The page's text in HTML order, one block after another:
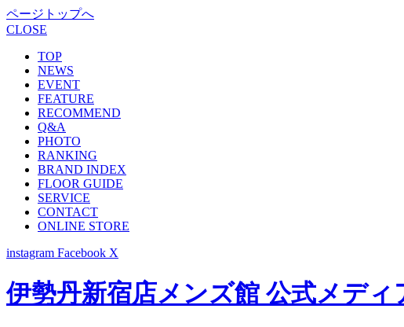
ページトップへ
CLOSE
TOP
NEWS
EVENT
FEATURE
RECOMMEND
Q&A
PHOTO
RANKING
BRAND INDEX
FLOOR GUIDE
SERVICE
CONTACT
ONLINE STORE
instagram Facebook X
伊勢丹新宿店メンズ館 公式メディ